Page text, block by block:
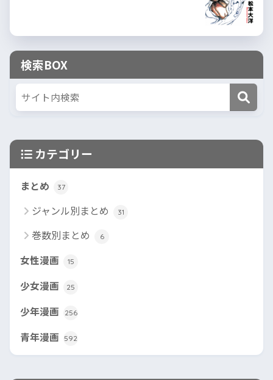
検索BOX
カテゴリー
まとめ 37
ジャンル別まとめ 31
巻数別まとめ 6
女性漫画 15
少女漫画 25
少年漫画 256
青年漫画 592